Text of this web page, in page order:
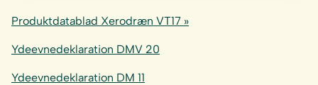
Produktdatablad Xerodræn VT17 »
Ydeevnedeklaration DMV 20
Ydeevnedeklaration DM 11